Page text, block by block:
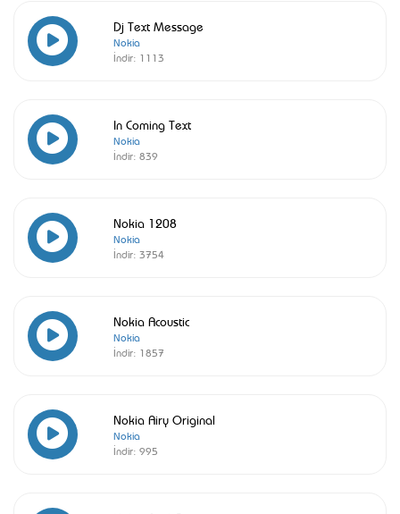
Dj Text Message
Nokia
İndir: 1113
In Coming Text
Nokia
İndir: 839
Nokia 1208
Nokia
İndir: 3754
Nokia Acoustic
Nokia
İndir: 1857
Nokia Airy Original
Nokia
İndir: 995